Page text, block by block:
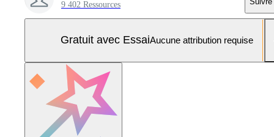
9 402 Ressources
Gratuit avec EssaiAucune attribution requise